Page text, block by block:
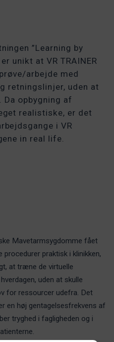
”Learning by
unikt at VR TRAINER
arbejde med
retningslinjer, uden at
Da opbygning af
realistiske, er det
i VR
in real life.
Mavetarmsygdomme fået
praktisk i klinikken,
at træne de virtuelle
uden at skulle
for ressourcer udefra. Det
en høj gentagelsesfrekvens af
tryghed i fagligheden og i